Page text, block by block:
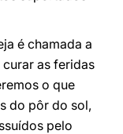
é chamada a
curar as feridas
o que
do pôr do sol,
pelo